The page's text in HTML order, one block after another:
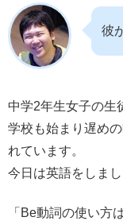
彼
中学2年生女子の生
学校も始まり遅め
れています。
今日は英語をしまし
「Be動詞の使い方